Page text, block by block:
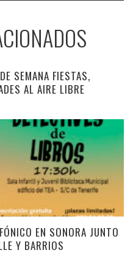
SEMANA FIESTAS,
AL AIRE LIBRE
EN SONORA JUNTO
Y BARRIOS